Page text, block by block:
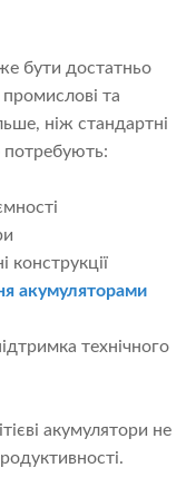
бути достатньо
та
ніж стандартні
потребують:
конструкції
акумуляторами
технічного
акумулятори не